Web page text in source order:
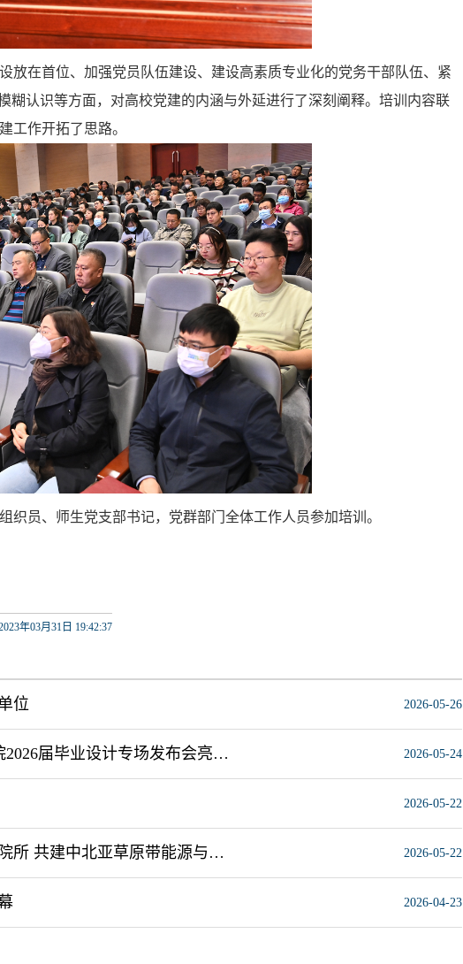
放在首位、加强党员队伍建设、建设高素质专业化的党务干部队伍、紧
糊认识等方面，对高校党建的内涵与外延进行了深刻阐释。培训内容联
工作开拓了思路。
员、师生党支部书记，党群部门全体工作人员参加培训。
年03月31日 19:42:37
位 2026-05-26
花影霓裳绽芳华 时尚秀场展风采 我校轻工与纺织学院2026届毕业设计专场发布会亮相2026中国国际大学生时装周 2026-05-24
2026-05-22
签约！内蒙古工业大学携手乌兹别克斯坦高校及科研院所 共建中北亚草原带能源与人居系统“一带一路”联合实验室 2026-05-22
2026-04-23